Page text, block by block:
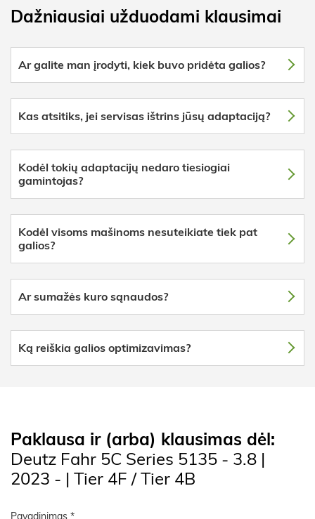
Dažniausiai užduodami klausimai
Ar galite man įrodyti, kiek buvo pridėta galios?
Kas atsitiks, jei servisas ištrins jūsų adaptaciją?
Kodėl tokių adaptacijų nedaro tiesiogiai
gamintojas?
Kodėl visoms mašinoms nesuteikiate tiek pat
galios?
Ar sumažės kuro sąnaudos?
Ką reiškia galios optimizavimas?
Paklausa ir (arba) klausimas dėl:
Deutz Fahr 5C Series 5135 - 3.8 |
2023 - | Tier 4F / Tier 4B
Pavadinimas *